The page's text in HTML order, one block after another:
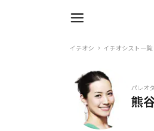
イチオシ イチオシスト一覧
パレオ
熊